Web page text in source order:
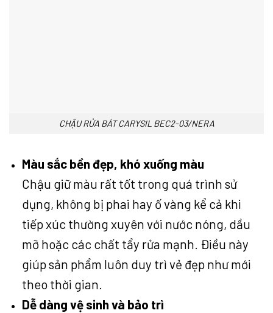
CHẬU RỬA BÁT CARYSIL BEC2-03/NERA
Màu sắc bền đẹp, khó xuống màu
Chậu giữ màu rất tốt trong quá trình sử
dụng, không bị phai hay ố vàng kể cả khi
tiếp xúc thường xuyên với nước nóng, dầu
mỡ hoặc các chất tẩy rửa mạnh. Điều này
giúp sản phẩm luôn duy trì vẻ đẹp như mới
theo thời gian.
Dễ dàng vệ sinh và bảo trì